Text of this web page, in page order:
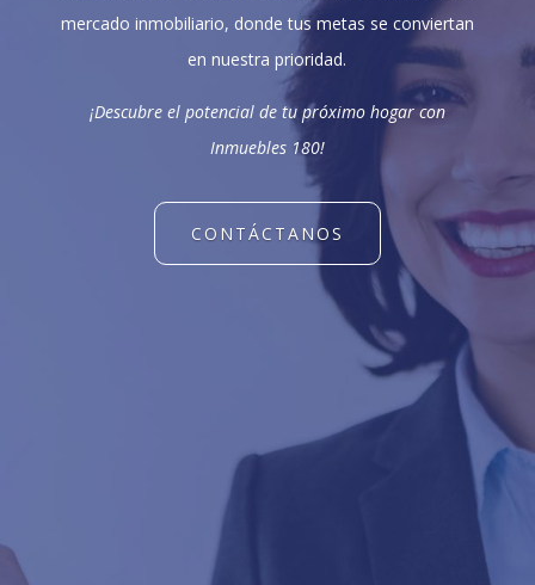
mercado inmobiliario, donde tus metas se conviertan
en nuestra prioridad.
¡Descubre el potencial de tu próximo hogar con
Inmuebles 180!
CONTÁCTANOS